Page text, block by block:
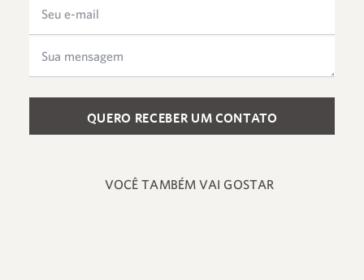
Please leave this field empty.
VOCÊ TAMBÉM VAI GOSTAR